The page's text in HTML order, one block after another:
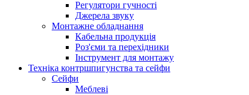
Регулятори гучності
Джерела звуку
Монтажне обладнання
Кабельна продукція
Роз'єми та перехідники
Інструмент для монтажу
Техніка контршпигунства та сейфи
Сейфи
Меблеві